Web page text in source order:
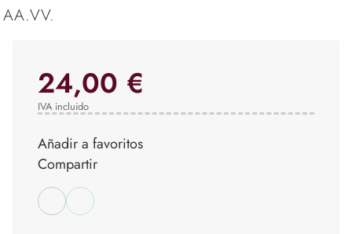
AA.VV.
24,00 €
IVA incluido
Añadir a favoritos
Compartir